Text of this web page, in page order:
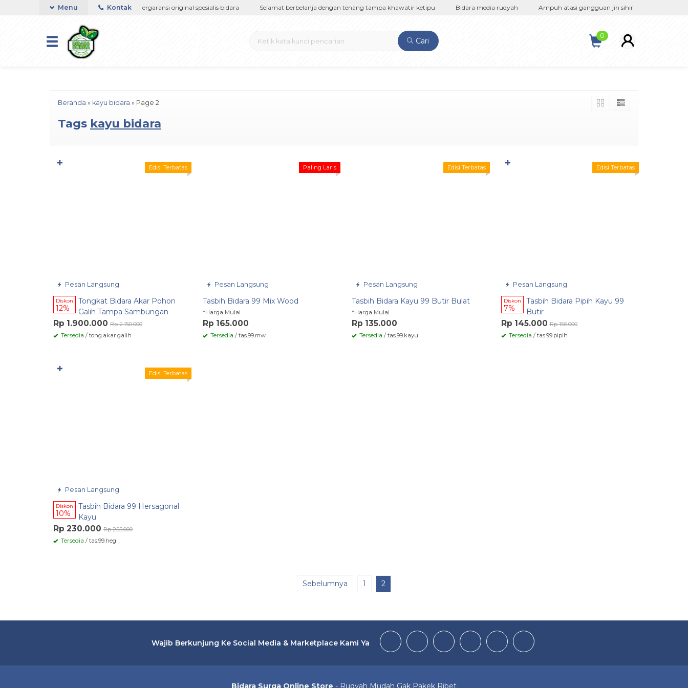
google-site-verification=jsSiN3JFrZmq1LAM4wH2enTZvqFEb4f83ruKyoGicmk
Ampuh atasi gangguan jin sihir Bergaransi original spesialis bidara Selamat berbelanja dengan tenang tampa khawatir ketipu Bidara media ruqyah Ampuh atasi gangguan jin sihir
Menu Kontak
Cari
0
Beranda » kayu bidara » Page 2
Tags kayu bidara
Pesan Langsung
Edisi Terbatas
Diskon
12%
Tongkat Bidara Akar Pohon
Galih Tampa Sambungan
Rp 1.900.000 Rp 2.150.000
Tersedia / tong.akar.galih
✚
Pesan Langsung
Paling Laris
Tasbih Bidara 99 Mix Wood
*Harga Mulai
Rp 165.000
Tersedia / tas.99.mw
Pesan Langsung
Edisi Terbatas
Tasbih Bidara Kayu 99 Butir Bulat
*Harga Mulai
Rp 135.000
Tersedia / tas.99.kayu
Pesan Langsung
Edisi Terbatas
Diskon
7%
Tasbih Bidara Pipih Kayu 99
Butir
Rp 145.000 Rp 156.000
Tersedia / tas.99.pipih
✚
Pesan Langsung
Edisi Terbatas
Diskon
10%
Tasbih Bidara 99 Hersagonal
Kayu
Rp 230.000 Rp 255.000
Tersedia / tas.99.heg
✚
Sebelumnya 1 2
Wajib Berkunjung Ke Social Media & Marketplace Kami Ya
Bidara Surga Online Store - Ruqyah Mudah Gak Pakek Ribet